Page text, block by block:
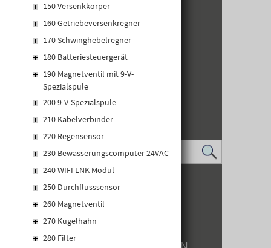
150 Versenkkörper
160 Getriebeversenkregner
170 Schwinghebelregner
180 Batteriesteuergerät
190 Magnetventil mit 9-V-
Spezialspule
200 9-V-Spezialspule
210 Kabelverbinder
220 Regensensor
230 Bewässerungscomputer 24VAC
240 WIFI LNK Modul
250 Durchflusssensor
260 Magnetventil
270 Kugelhahn
280 Filter
IMPRESSUM
DATENSCHUTZ
KONTAKT
WHISTLEBLOWER